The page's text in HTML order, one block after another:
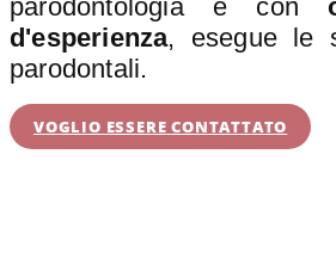
parodontologia e con
d'esperienza, esegue le
parodontali.
VOGLIO ESSERE CONTATTATO